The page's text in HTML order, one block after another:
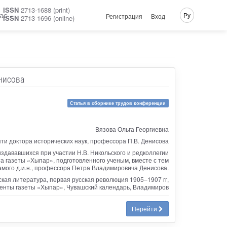
ISSN 2713-1688 (print)
ISSN 2713-1696 (online) Регистрация Вход Ру
Статья в сборнике трудов конференции
Вязова Ольга Георгиевна
доктора исторических наук, профессора П.В. Денисова
при участии Н.В. Никольского и редколлегии
газеты «Хыпар», подготовленного ученым, вместе с тем
д.и.н., профессора Петра Владимировича Денисова.
литература, первая русская революция 1905–1907 гг,
газеты «Хыпар», Чувашский календарь, Владимиров
Перейти